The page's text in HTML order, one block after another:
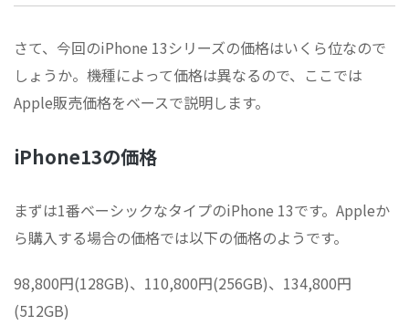
さて、今回のiPhone 13シリーズの価格はいくら位なので
しょうか。機種によって価格は異なるので、ここでは
Apple販売価格をベースで説明します。
iPhone13の価格
まずは1番ベーシックなタイプのiPhone 13です。Appleか
ら購入する場合の価格では以下の価格のようです。
98,800円(128GB)、110,800円(256GB)、134,800円
(512GB)